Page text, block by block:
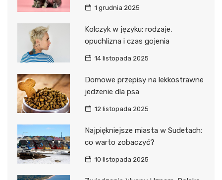
1 grudnia 2025
Kolczyk w języku: rodzaje,
opuchlizna i czas gojenia
14 listopada 2025
Domowe przepisy na lekkostrawne
jedzenie dla psa
12 listopada 2025
Najpiękniejsze miasta w Sudetach:
co warto zobaczyć?
10 listopada 2025